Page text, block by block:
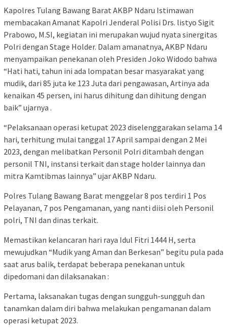
Kapolres Tulang Bawang Barat AKBP Ndaru Istimawan
membacakan Amanat Kapolri Jenderal Polisi Drs. listyo Sigit
Prabowo, M.SI, kegiatan ini merupakan wujud nyata sinergitas
Polri dengan Stage Holder. Dalam amanatnya, AKBP Ndaru
menyampaikan penekanan oleh Presiden Joko Widodo bahwa
“Hati hati, tahun ini ada lompatan besar masyarakat yang
mudik, dari 85 juta ke 123 Juta dari pengawasan, Artinya ada
kenaikan 45 persen, ini harus dihitung dan dihitung dengan
baik” ujarnya .
“Pelaksanaan operasi ketupat 2023 diselenggarakan selama 14
hari, terhitung mulai tanggal 17 April sampai dengan 2 Mei
2023, dengan melibatkan Personil Polri ditambah dengan
personil TNI, instansi terkait dan stage holder lainnya dan
mitra Kamtibmas lainnya” ujar AKBP Ndaru.
Polres Tulang Bawang Barat menggelar 8 pos terdiri 1 Pos
Pelayanan, 7 pos Pengamanan, yang nanti diisi oleh Personil
polri, TNI dan dinas terkait.
Memastikan kelancaran hari raya Idul Fitri 1444 H, serta
mewujudkan “Mudik yang Aman dan Berkesan” begitu pula pada
saat arus balik, terdapat beberapa penekanan untuk
dipedomani dan dilaksanakan :
Pertama, laksanakan tugas dengan sungguh-sungguh dan
tanamkan dalam diri bahwa melakukan pengamanan dalam
operasi ketupat 2023.